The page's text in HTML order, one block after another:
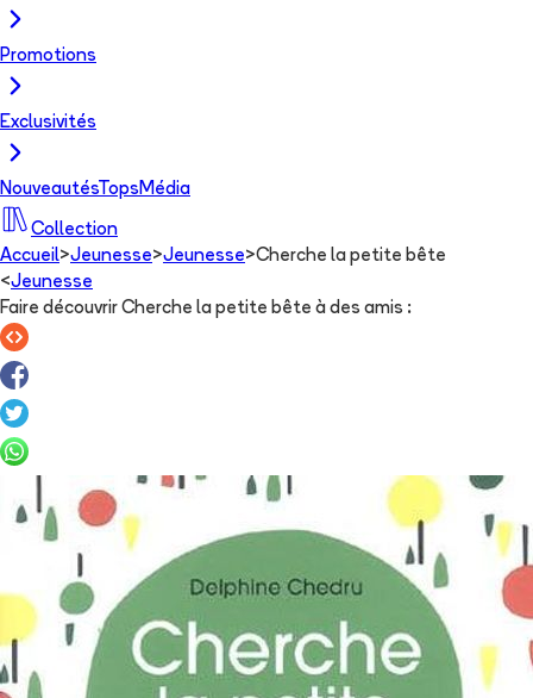
Promotions
Exclusivités
NouveautésTops Média
Collection
Accueil>Jeunesse>Jeunesse>Cherche la petite bête
<Jeunesse
Faire découvrir Cherche la petite bête à des amis :